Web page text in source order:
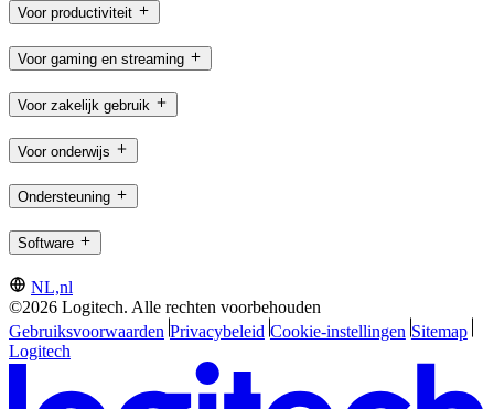
Voor productiviteit
Voor gaming en streaming
Voor zakelijk gebruik
Voor onderwijs
Ondersteuning
Software
NL,nl
©2026 Logitech. Alle rechten voorbehouden
Gebruiksvoorwaarden Privacybeleid Cookie-instellingen Sitemap
Logitech